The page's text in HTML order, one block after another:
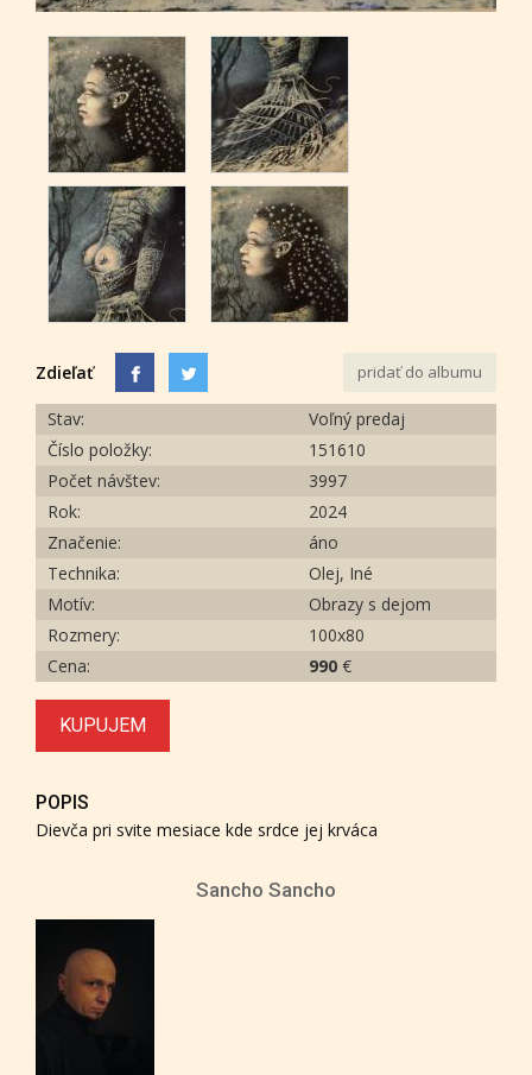
Zdieľať pridať do albumu
Stav:
Voľný predaj
Číslo položky:
151610
Počet návštev:
3997
Rok:
2024
Značenie:
áno
Technika:
Olej, Iné
Motív:
Obrazy s dejom
Rozmery:
100x80
Cena:
990 €
KUPUJEM
POPIS
Dievča pri svite mesiace kde srdce jej krváca
Sancho Sancho